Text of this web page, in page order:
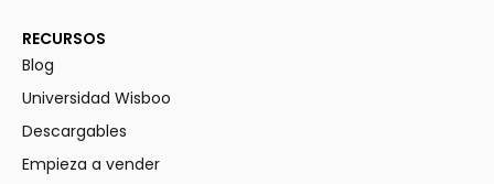
RECURSOS
Blog
Universidad Wisboo
Descargables
Empieza a vender